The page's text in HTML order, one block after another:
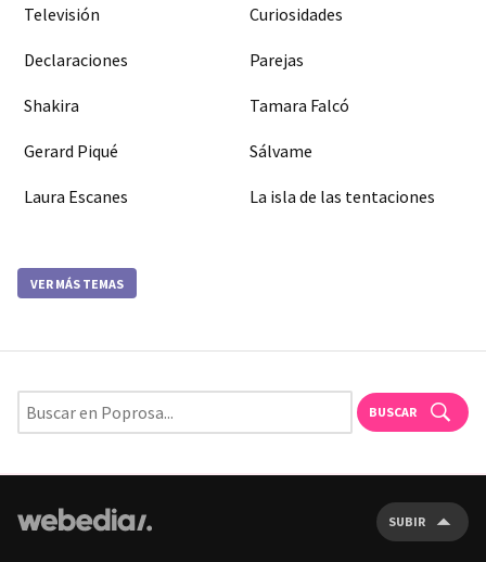
Televisión Curiosidades
Declaraciones Parejas
Shakira Tamara Falcó
Gerard Piqué Sálvame
Laura Escanes La isla de las tentaciones
VER MÁS TEMAS
BUSCAR
SUBIR